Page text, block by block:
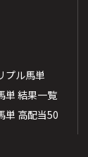
プル馬単
単 結果一覧
単 高配当50